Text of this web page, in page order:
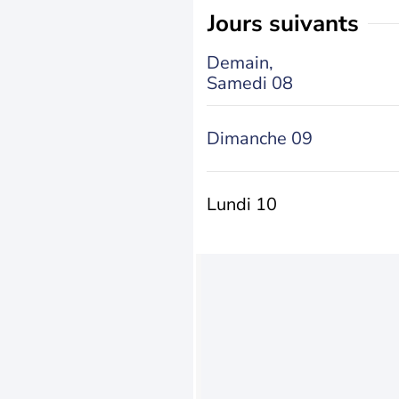
jours suivants
Demain,
Samedi 08
Dimanche 09
Lundi 10